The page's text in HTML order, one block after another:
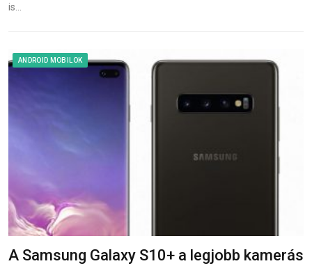
is…
ANDROID MOBILOK
A Samsung Galaxy S10+ a legjobb kamerás